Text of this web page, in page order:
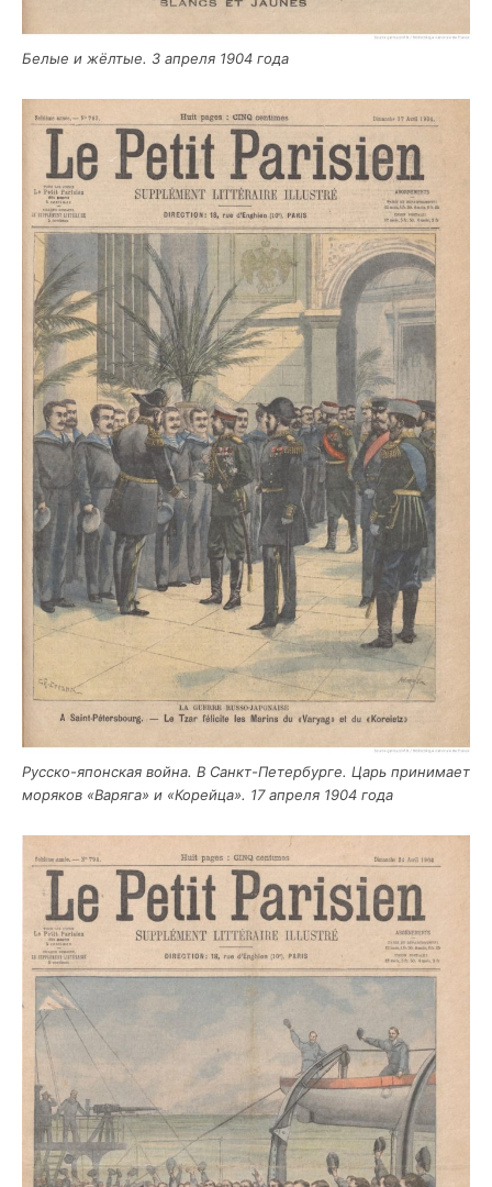
Белые и жёл­тые. 3 апре­ля 1904 года
Рус­ско-япон­ская вой­на. В Санкт-Петер­бур­ге. Царь при­ни­ма­ет
моря­ков «Варя­га» и «Корей­ца». 17 апре­ля 1904 года